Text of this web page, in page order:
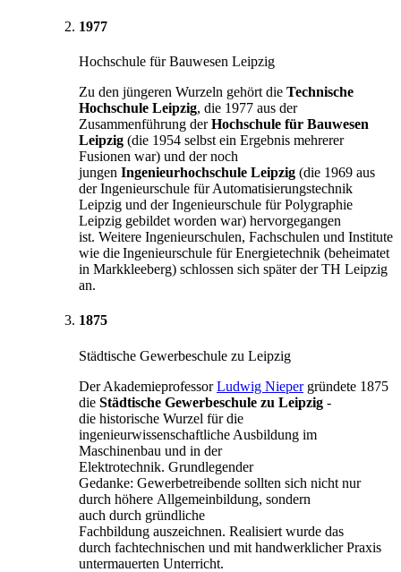
1977
Hochschule für Bauwesen Leipzig
Zu den jüngeren Wurzeln gehört die Technische
Hochschule Leipzig, die 1977 aus der
Zusammenführung derHochschule für Bauwesen
Leipzig (die 1954 selbst ein Ergebnis mehrerer
Fusionen war) und der noch
jungen Ingenieurhochschule Leipzig (die 1969 aus
der Ingenieurschule für Automatisierungstechnik
Leipzig und der Ingenieurschule für Polygraphie
Leipzig gebildet worden war) hervorgegangen
ist. Weitere Ingenieurschulen, Fachschulen und Institute
wie die Ingenieurschule für Energietechnik (beheimatet
in Markkleeberg) schlossen sich später der TH Leipzig
an.
1875
Städtische Gewerbeschule zu Leipzig
Der AkademieprofessorLudwig Niepergründete 1875
die Städtische Gewerbeschule zu Leipzig -
die historische Wurzel für die
ingenieurwissenschaftliche Ausbildung im
Maschinenbau und in der
Elektrotechnik. Grundlegender
Gedanke: Gewerbetreibende sollten sich nicht nur
durch höhere Allgemeinbildung, sondern
auch durch gründliche
Fachbildung auszeichnen. Realisiert wurde das
durch fachtechnischen und mit handwerklicher Praxis
untermauerten Unterricht.